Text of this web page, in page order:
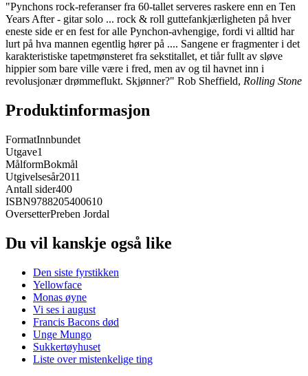
"Pynchons rock-referanser fra 60-tallet serveres raskere enn en Ten
Years After - gitar solo ... rock & roll guttefankjærligheten på hver
eneste side er en fest for alle Pynchon-avhengige, fordi vi alltid har
lurt på hva mannen egentlig hører på .... Sangene er fragmenter i det
karakteristiske tapetmønsteret fra sekstitallet, et tiår fullt av sløve
hippier som bare ville være i fred, men av og til havnet inn i
revolusjonær drømmeflukt. Skjønner?" Rob Sheffield, Rolling Stone
Produktinformasjon
FormatInnbundet
Utgave1
MålformBokmål
Utgivelsesår2011
Antall sider400
ISBN9788205400610
OversetterPreben Jordal
Du vil kanskje også like
Den siste fyrstikken
Yellowface
Monas øyne
Vi ses i august
Francis Bacons død
Unge Mungo
Sukkertøyhuset
Liste over mistenkelige ting